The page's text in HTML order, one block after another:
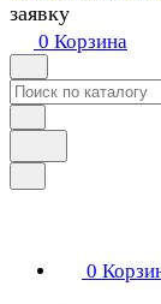
заявку
0 Корзина
0